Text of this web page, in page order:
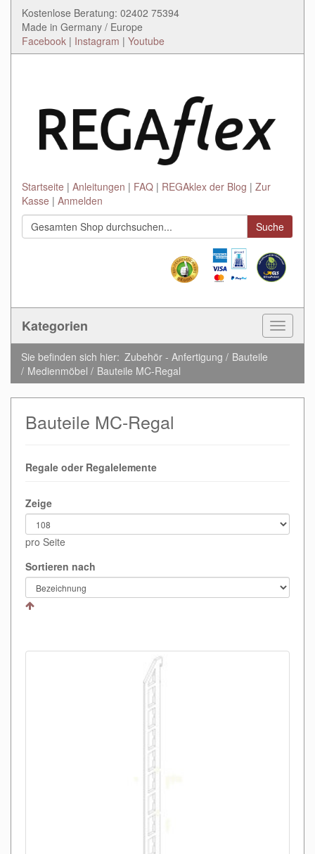
Kostenlose Beratung: 02402 75394
Made in Germany / Europe
Facebook | Instagram | Youtube
Startseite Anleitungen FAQ REGAklex der Blog
Zur
Kasse
Anmelden
Suche
Kategorien
Toggle
Sie befinden sich hier: Zubehör - Anfertigung
Bauteile
Medienmöbel
Bauteile MC-Regal
Bauteile MC-Regal
Regale oder Regalelemente
Zeige
pro Seite
Sortieren nach